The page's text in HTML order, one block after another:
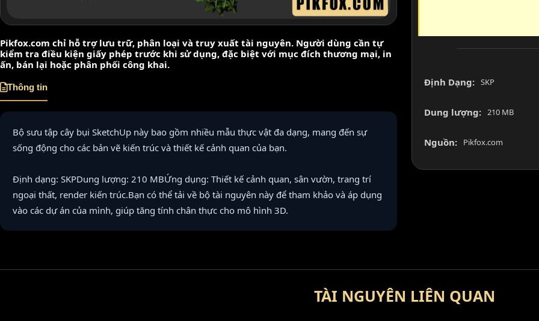
Pikfox.com chỉ hỗ trợ lưu trữ, phân loại và truy xuất tài nguyên. Người dùng cần tự
kiểm tra điều kiện giấy phép trước khi sử dụng, đặc biệt với mục đích thương mại, in
ấn, bán lại hoặc phân phối công khai.
Thông tin
Bộ sưu tập cây bụi SketchUp này bao gồm nhiều mẫu thực vật đa dạng, mang đến sự
sống động cho các bản vẽ kiến trúc và thiết kế cảnh quan của bạn.
Định dạng: SKPDung lượng: 210 MBỨng dụng: Thiết kế cảnh quan, sân vườn, trang trí
ngoại thất, render kiến trúc.Bạn có thể tải về bộ tài nguyên này để tham khảo và áp dụng
vào các dự án của mình, giúp tăng tính chân thực cho mô hình 3D.
Định Dạng: SKP
Dung lượng: 210 MB
Nguồn: Pikfox.com
TÀI NGUYÊN LIÊN QUAN